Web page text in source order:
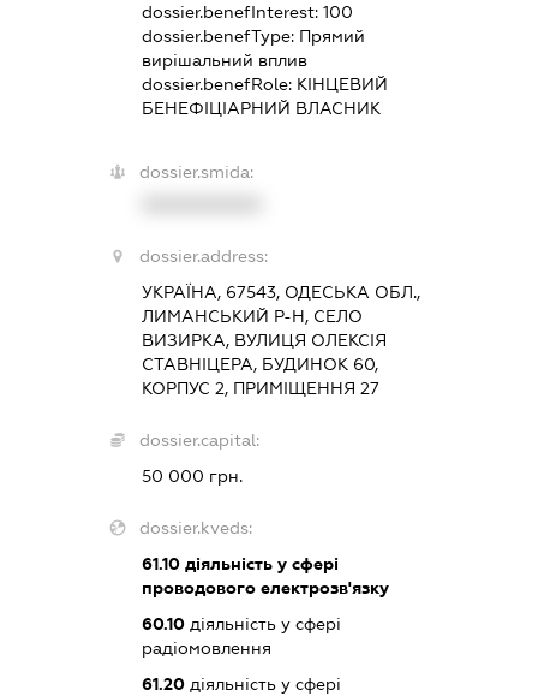
dossier.benefInterest: 100
dossier.benefType: Прямий
вирішальний вплив
dossier.benefRole: КІНЦЕВИЙ
БЕНЕФІЦІАРНИЙ ВЛАСНИК
dossier.smida:
dossier.address:
УКРАЇНА, 67543, ОДЕСЬКА ОБЛ.,
ЛИМАНСЬКИЙ Р-Н, СЕЛО
ВИЗИРКА, ВУЛИЦЯ ОЛЕКСІЯ
СТАВНІЦЕРА, БУДИНОК 60,
КОРПУС 2, ПРИМІЩЕННЯ 27
dossier.capital:
50 000 грн.
dossier.kveds:
61.10діяльність у сфері
проводового електрозв'язку
60.10діяльність у сфері
радіомовлення
61.20діяльність у сфері